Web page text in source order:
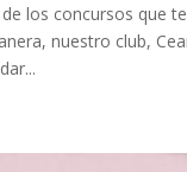
los concursos que
nuestro club,